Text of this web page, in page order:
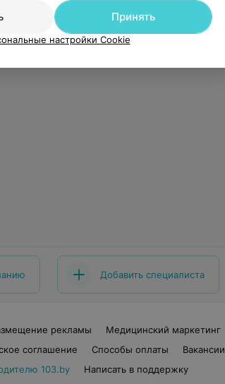
Добавить специалиста
рекламы
Медицинский маркетинг
соглашение Способы оплаты
Вакансии
103.by
Написать в поддержку
Принять
настройки Cookie